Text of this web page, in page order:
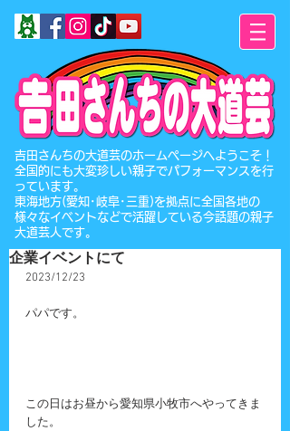
​吉田さんちの大道芸のホームページへようこそ！
全国的にも大変珍しい親子でパフォーマンスを行
っています。
東海地方(愛知･岐阜･三重)を拠点に全国各地の
様々なイベントなどで活躍している今話題の親子
大道芸人です。
企業イベントにて
2023/12/23
パパです。
この日はお昼から愛知県小牧市へやってきま
した。